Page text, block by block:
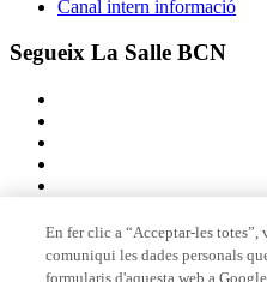
Canal intern informació
Segueix La Salle BCN
Membre de
En fer clic a “Acceptar-les totes”,
comuniqui les dades personals
formularis d'aquesta web a